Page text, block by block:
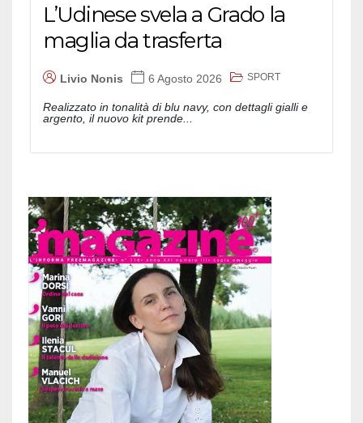
L’Udinese svela a Grado la
maglia da trasferta
Livio Nonis 6 Agosto 2026 SPORT
Realizzato in tonalità di blu navy, con dettagli gialli e
argento, il nuovo kit prende...